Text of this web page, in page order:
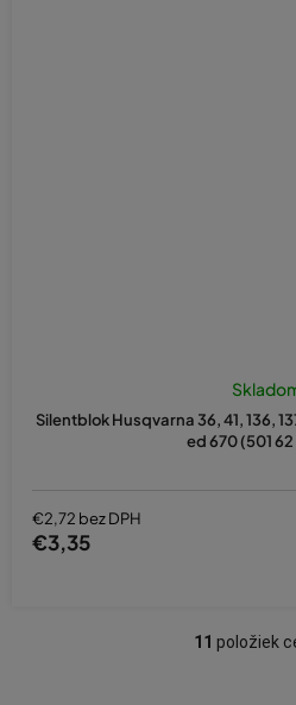
Silentblok Husqvarna 36, 41, 136,
ed 670 (501
€2,72 bez DPH
€3,35
O
11 položiek